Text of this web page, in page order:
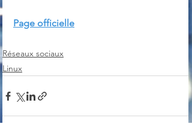
Page officielle
Réseaux sociaux
Linux